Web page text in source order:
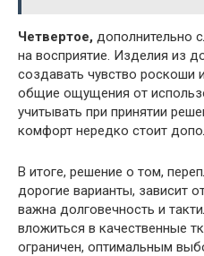
Четвертое, дополнительно
на восприятие. Изделия из
создавать чувство роскоши
общие ощущения от
учитывать при принятии
комфорт нередко стоит
В итоге, решение о том,
дорогие варианты, зависит
важна долговечность и
вложиться в качественные
ограничен, оптимальным